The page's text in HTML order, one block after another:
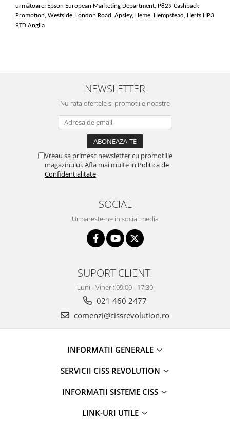
următoare: Epson European Marketing Department, P829 Cashback
Promotion, Westside, London Road, Apsley, Hemel Hempstead, Herts HP3
9TD Anglia
NEWSLETTER
Nu rata ofertele si promotiile noastre
Vreau sa primesc newsletter cu promotiile
magazinului. Afla mai multe in Politica de
Confidentialitate
SOCIAL
Urmareste-ne in social media
SUPORT CLIENTI
Luni - Vineri: 09:00 - 17:30
021 460 2477
comenzi@cissrevolution.ro
INFORMATII GENERALE
SERVICII CISS REVOLUTION
INFORMATII SISTEME CISS
LINK-URI UTILE